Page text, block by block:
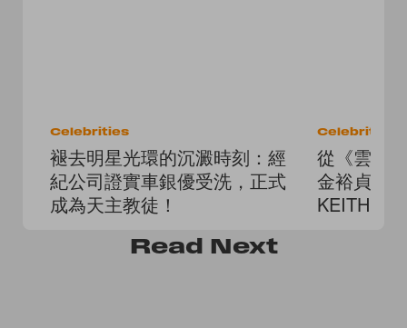
Celebrities
褪去明星光環的沉澱時刻：經
紀公司證實車銀優受洗，正式
成為天主教徒！
Celebrities
從《雲畫
金裕貞加
KEITH 品
Read Next